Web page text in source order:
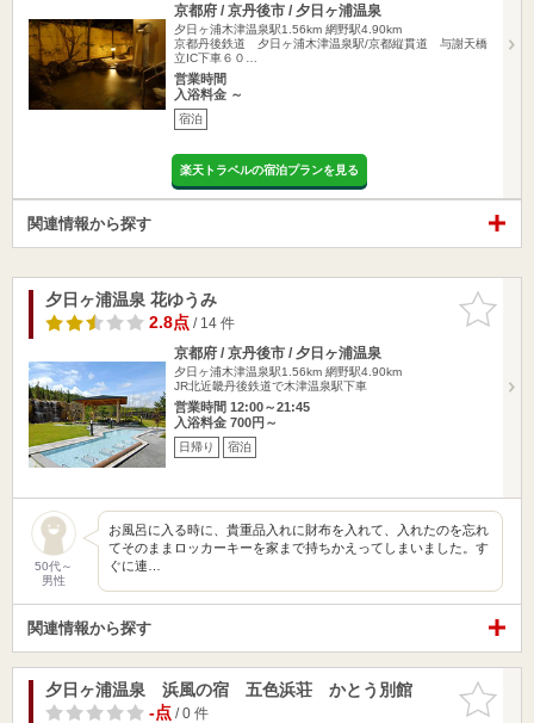
京都府 / 京丹後市 / 夕日ヶ浦温泉
夕日ヶ浦木津温泉駅1.56km 網野駅4.90km
京都丹後鉄道 夕日ヶ浦木津温泉駅/京都縦貫道 与謝天橋
立IC下車６０…
営業時間
入浴料金 ～
宿泊
楽天トラベルの宿泊プランを見る
関連情報から探す
お気に入
りに追加
夕日ヶ浦温泉 花ゆうみ
2.8点/ 14 件
京都府 / 京丹後市 / 夕日ヶ浦温泉
夕日ヶ浦木津温泉駅1.56km 網野駅4.90km
JR北近畿丹後鉄道で木津温泉駅下車
営業時間 12:00～21:45
入浴料金 700円～
日帰り 宿泊
50代～
男性
お風呂に入る時に、貴重品入れに財布を入れて、入れたのを忘れ
てそのままロッカーキーを家まで持ちかえってしまいました。す
ぐに連…
関連情報から探す
お気に入
りに追加
夕日ヶ浦温泉 浜風の宿 五色浜荘 かとう別館
-点/ 0 件